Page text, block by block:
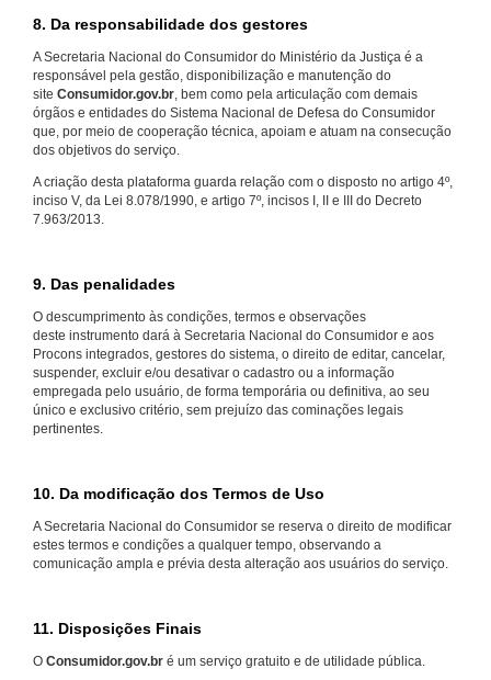
8. Da responsabilidade dos gestores
A Secretaria Nacional do Consumidor do Ministério da Justiça é a
responsável pela gestão, disponibilização e manutenção do
site Consumidor.gov.br, bem como pela articulação com demais
órgãos e entidades do Sistema Nacional de Defesa do Consumidor
que, por meio de cooperação técnica, apoiam e atuam na consecução
dos objetivos do serviço.
A criação desta plataforma guarda relação com o disposto no artigo 4º,
inciso V, da Lei 8.078/1990, e artigo 7º, incisos I, II e III do Decreto
7.963/2013.
9. Das penalidades
O descumprimento às condições, termos e observações
deste instrumento dará à Secretaria Nacional do Consumidor e aos
Procons integrados, gestores do sistema, o direito de editar, cancelar,
suspender, excluir e/ou desativar o cadastro ou a informação
empregada pelo usuário, de forma temporária ou definitiva, ao seu
único e exclusivo critério, sem prejuízo das cominações legais
pertinentes.
10. Da modificação dos Termos de Uso
A Secretaria Nacional do Consumidor se reserva o direito de modificar
estes termos e condições a qualquer tempo, observando a
comunicação ampla e prévia desta alteração aos usuários do serviço.
11. Disposições Finais
O Consumidor.gov.br é um serviço gratuito e de utilidade pública.